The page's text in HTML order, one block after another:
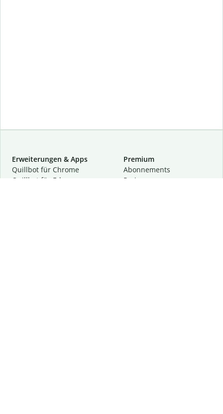
Erweiterungen & Apps
Quillbot für Chrome
Quillbot für Edge
Premium
Abon­ne­ments
Preise